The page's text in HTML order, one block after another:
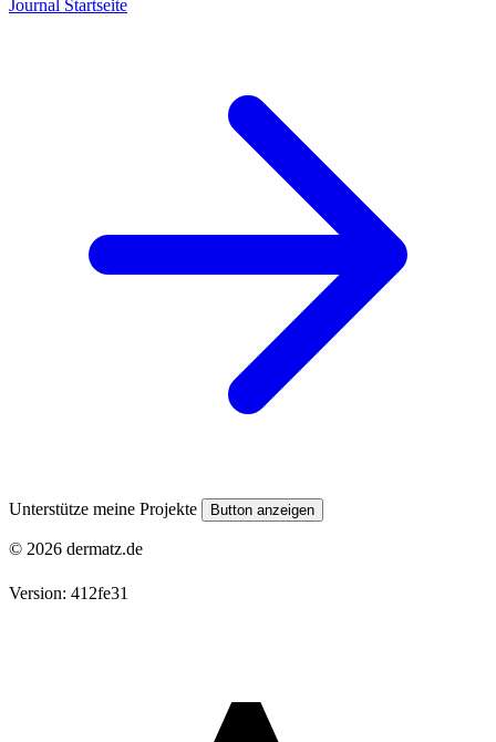
Journal Startseite
Unterstütze meine Projekte Button anzeigen
© 2026 dermatz.de
Version: 412fe31